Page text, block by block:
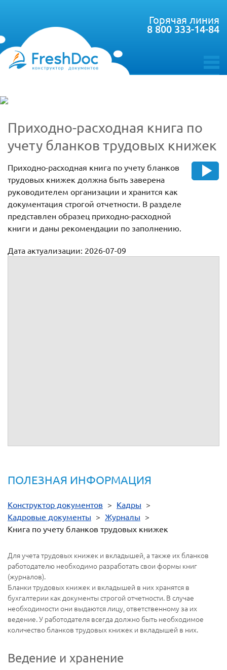
toggle
Горячая линия
8 800 333-14-84
Приходно-расходная книга по
учету бланков трудовых книжек
Приходно-расходная книга по учету бланков
трудовых книжек должна быть заверена
руководителем организации и хранится как
документация строгой отчетности. В разделе
представлен образец приходно-расходной
книги и даны рекомендации по заполнению.
Дата актуализации: 2026-07-09
ПОЛЕЗНАЯ ИНФОРМАЦИЯ
Конструктор документов > Кадры >
Кадровые документы > Журналы >
Книга по учету бланков трудовых книжек
Для учета трудовых книжек и вкладышей, а также их бланков
работодателю необходимо разработать свои формы книг
(журналов).
Бланки трудовых книжек и вкладышей в них хранятся в
бухгалтерии как документы строгой отчетности. В случае
необходимости они выдаются лицу, ответственному за их
ведение. У работодателя всегда должно быть необходимое
количество бланков трудовых книжек и вкладышей в них.
Ведение и хранение